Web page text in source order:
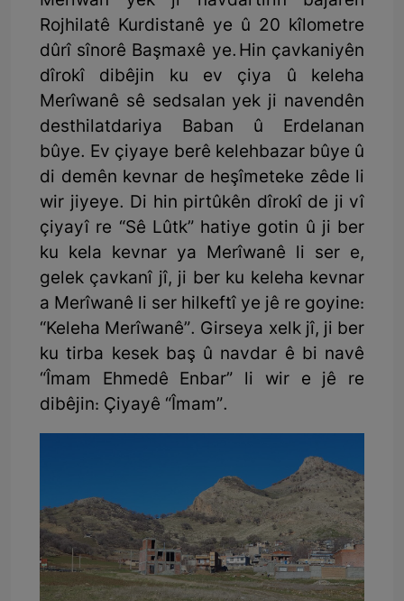
Rojhilatê Kurdistanê ye û 20 kîlometre
dûrî sînorê Başmaxê ye. Hin çavkaniyên
dîrokî dibêjin ku ev çiya û keleha
Merîwanê sê sedsalan yek ji navendên
desthilatdariya Baban û Erdelanan
bûye. Ev çiyaye berê kelehbazar bûye û
di demên kevnar de heşîmeteke zêde li
wir jiyeye. Di hin pirtûkên dîrokî de ji vî
çiyayî re “Sê Lûtk” hatiye gotin û ji ber
ku kela kevnar ya Merîwanê li ser e,
gelek çavkanî jî, ji ber ku keleha kevnar
a Merîwanê li ser hilkeftî ye jê re goyine:
“Keleha Merîwanê”. Girseya xelk jî, ji ber
ku tirba kesek baş û navdar ê bi navê
“Îmam Ehmedê Enbar” li wir e jê re
dibêjin: Çiyayê “Îmam”.